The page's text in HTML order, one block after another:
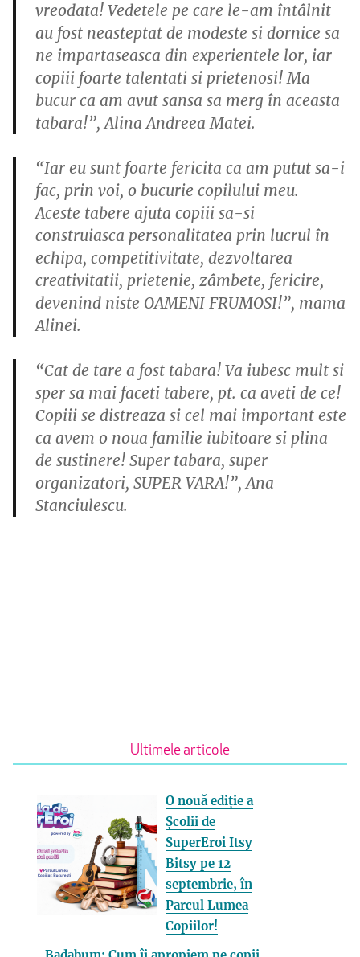
vreodata! Vedetele pe care le-am întâlnit
au fost neasteptat de modeste si dornice sa
ne impartaseasca din experientele lor, iar
copiii foarte talentati si prietenosi! Ma
bucur ca am avut sansa sa merg în aceasta
tabara!”, Alina Andreea Matei.
“Iar eu sunt foarte fericita ca am putut sa-i
fac, prin voi, o bucurie copilului meu.
Aceste tabere ajuta copiii sa-si
construiasca personalitatea prin lucrul în
echipa, competitivitate, dezvoltarea
creativitatii, prietenie, zâmbete, fericire,
devenind niste OAMENI FRUMOSI!”, mama
Alinei.
“Cat de tare a fost tabara! Va iubesc mult si
sper sa mai faceti tabere, pt. ca aveti de ce!
Copiii se distreaza si cel mai important este
ca avem o noua familie iubitoare si plina
de sustinere! Super tabara, super
organizatori, SUPER VARA!”, Ana
Stanciulescu.
Ultimele articole
O nouă ediție a
Școlii de
SuperEroi Itsy
Bitsy pe 12
septembrie, în
Parcul Lumea
Copiilor!